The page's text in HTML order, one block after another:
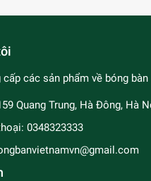
cấp các sản phẩm về bóng bàn
Quang Trung, Hà Đông, Hà
0348323333